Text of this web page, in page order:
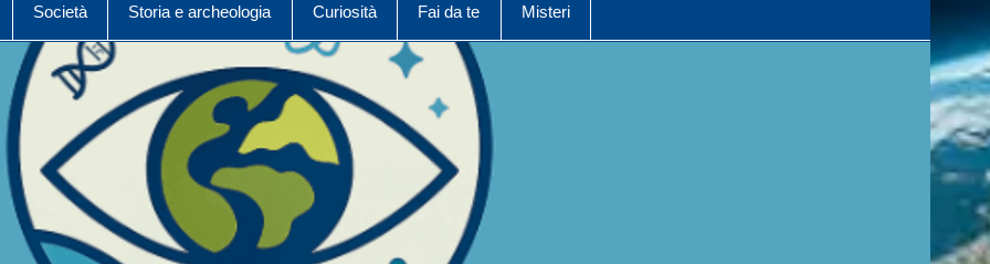
Società Storia e archeologia Curiosità Fai da te Misteri